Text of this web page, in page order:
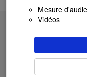
Mesure
Vidéos
proposés par le
Hainaut pour la